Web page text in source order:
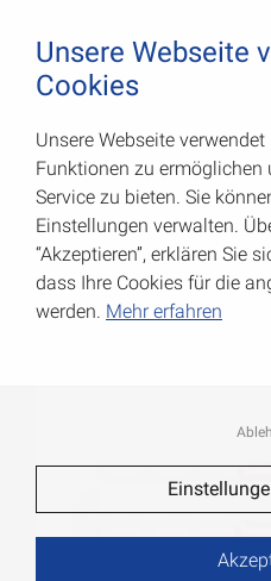
Art.-Nr.:
Unsere Webseite
Cookies
Unsere Webseite
Funktionen zu
Service zu bieten. Sie
Einstellungen verwalten.
“Akzeptieren”, erklären Sie
dass Ihre Cookies für die
werden. Mehr erfahren